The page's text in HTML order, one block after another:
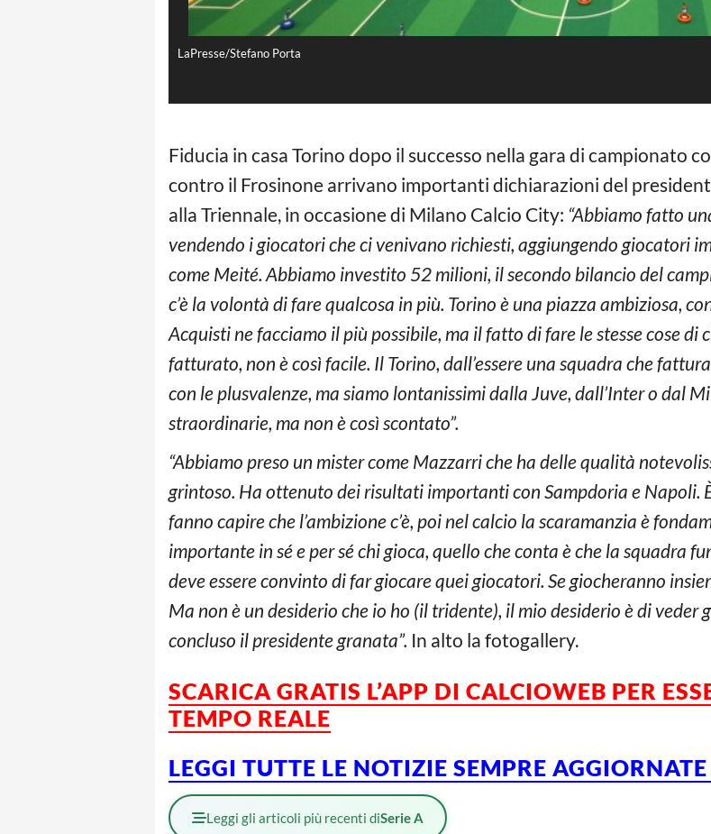
LaPresse/Stefano Porta
Fiducia in casa Torino dopo il successo nella gara di campionato
contro il Frosinone arrivano importanti dichiarazioni del
alla Triennale, in occasione di Milano Calcio City: “Abbiamo fatto
vendendo i giocatori che ci venivano richiesti, aggiungendo giocatori
come Meité. Abbiamo investito 52 milioni, il secondo bilancio del
c’è la volontà di fare qualcosa in più. Torino è una piazza ambiziosa,
Acquisti ne facciamo il più possibile, ma il fatto di fare le stesse cose
fatturato, non è così facile. Il Torino, dall’essere una squadra che
con le plusvalenze, ma siamo lontanissimi dalla Juve, dall’Inter o dal
straordinarie, ma non è così scontato”.
“Abbiamo preso un mister come Mazzarri che ha delle qualità
grintoso. Ha ottenuto dei risultati importanti con Sampdoria e Napoli.
fanno capire che l’ambizione c’è, poi nel calcio la scaramanzia è
importante in sé e per sé chi gioca, quello che conta è che la squadra
deve essere convinto di far giocare quei giocatori. Se giocheranno
Ma non è un desiderio che io ho (il tridente), il mio desiderio è di veder
concluso il presidente granata”. In alto la fotogallery.
SCARICA GRATIS L’APP DI CALCIOWEB PER
TEMPO REALE
LEGGI TUTTE LE NOTIZIE SEMPRE
Leggi gli articoli più recenti diSerie A